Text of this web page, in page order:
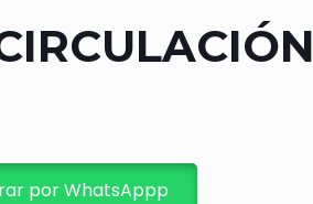
por WhatsAppp